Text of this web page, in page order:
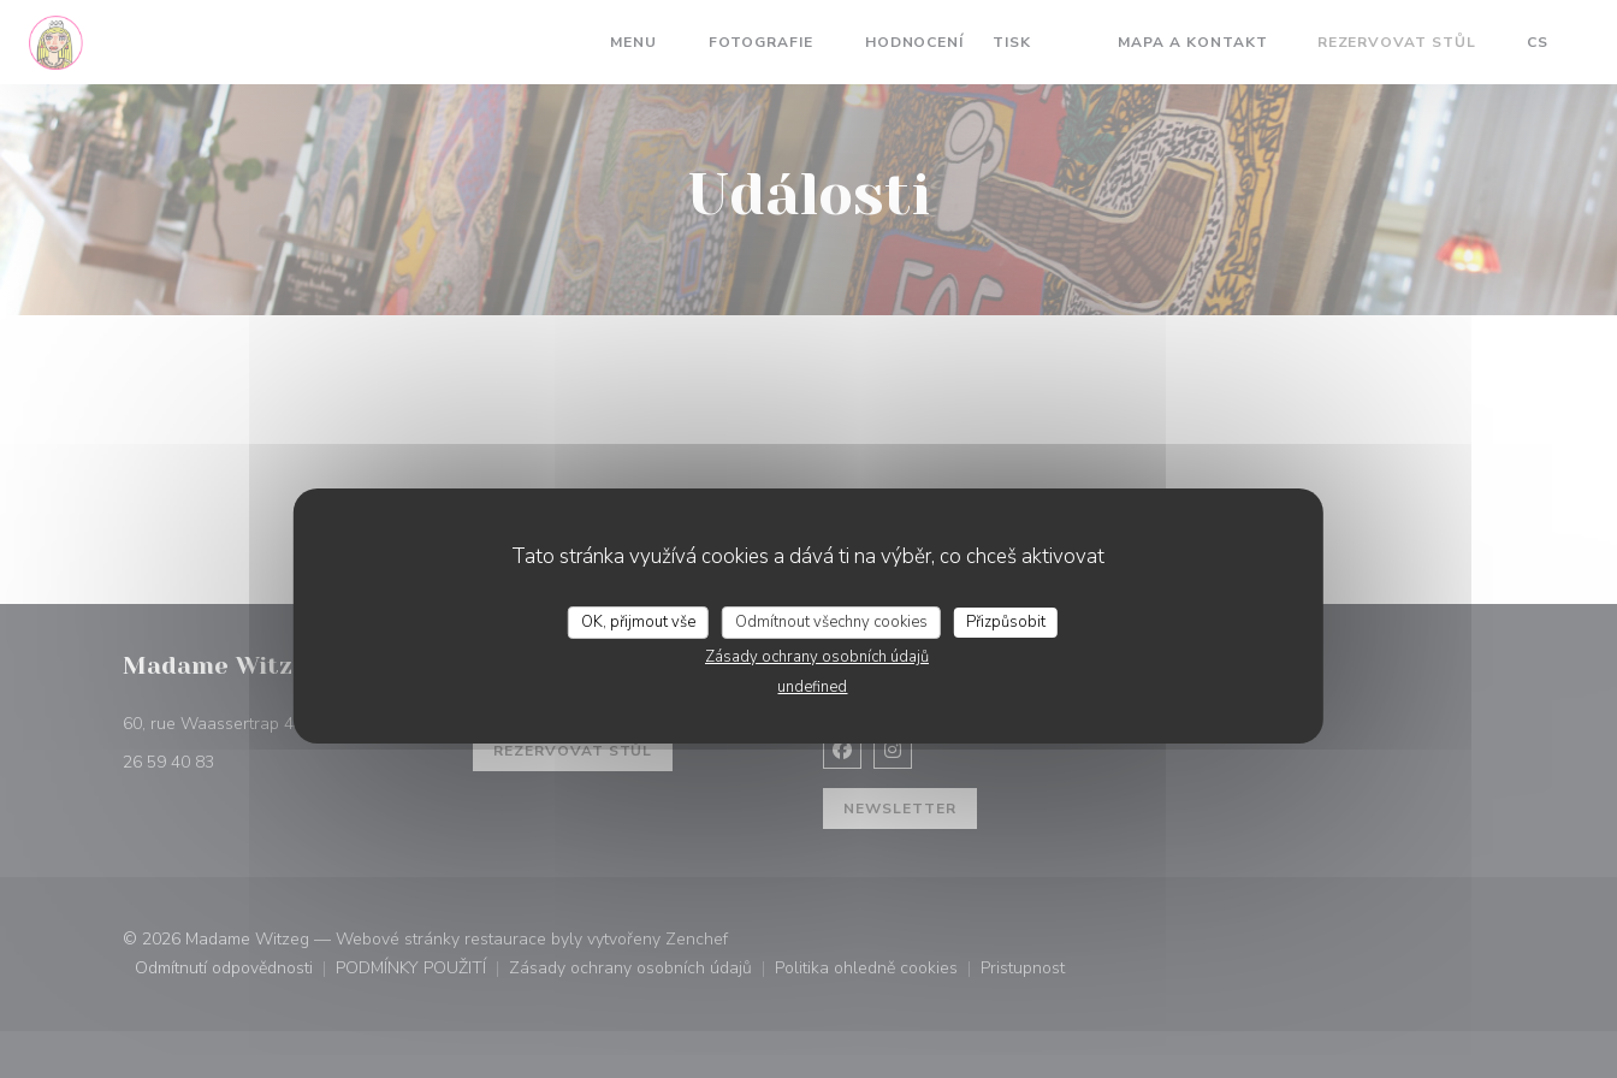
Panel pro správu cookies
Tato stránka využívá cookies a dává ti na výběr, co chceš aktivovat
OK, přijmout vše Odmítnout všechny cookies
Přizpůsobit
Zásady ochrany osobních údajů
undefined
MENU FOTOGRAFIE HODNOCENÍ TISK MAPA A KONTAKT REZERVOVAT STŮL CS
Události
Madame Witzeg
60, rue Waassertrap 4408 Belvaux
26 59 40 83
REZERVOVAT STŮL
SLEDUJTE NÁS
Facebook ((otevře se v novém okně))
Instagram ((otevře se v novém okně))
NEWSLETTER
© 2026 Madame Witzeg — Webové stránky restaurace byly vytvořeny Zenchef((otevře se v novém okně))
Odmítnutí odpovědnosti
((otevře se v novém okně))
PODMÍNKY POUŽITÍ
((otevře se v novém okně))
Zásady ochrany osobních údajů
((otevře se v novém okně))
Politika ohledně cookies
((otevře se v novém okně))
Pristupnost
((otevře se v novém okně))